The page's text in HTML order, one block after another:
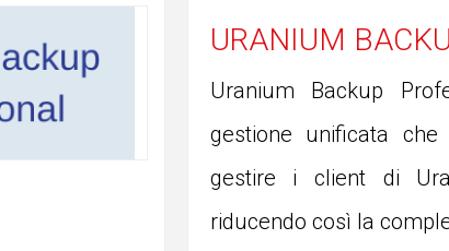
URANIUM
Uranium Backup
gestione unificata
gestire i client di
riducendo così la